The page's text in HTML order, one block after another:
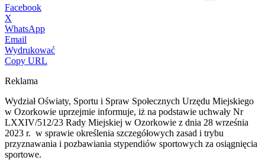
Facebook
X
WhatsApp
Email
Wydrukować
Copy URL
Reklama
Wydział Oświaty, Sportu i Spraw Społecznych Urzędu Miejskiego
w Ozorkowie uprzejmie informuje, iż na podstawie uchwały Nr
LXXIV/512/23 Rady Miejskiej w Ozorkowie z dnia 28 września
2023 r. w sprawie określenia szczegółowych zasad i trybu
przyznawania i pozbawiania stypendiów sportowych za osiągnięcia
sportowe.